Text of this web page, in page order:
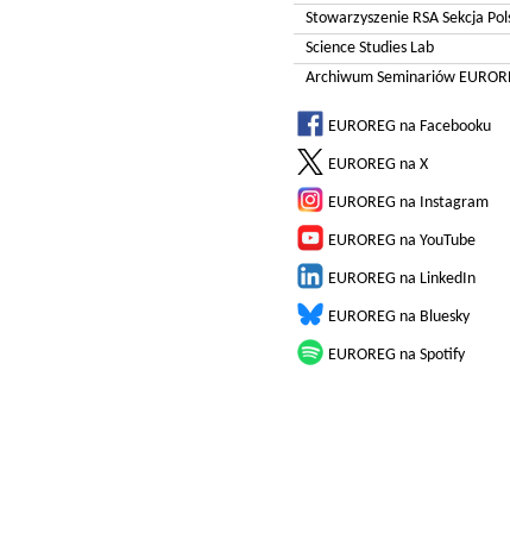
Stowarzyszenie RSA Sekcja
Science Studies Lab
Archiwum Seminariów
EUROREG na Facebooku
EUROREG na X
EUROREG na Instagram
EUROREG na YouTube
EUROREG na LinkedIn
EUROREG na Bluesky
EUROREG na Spotify